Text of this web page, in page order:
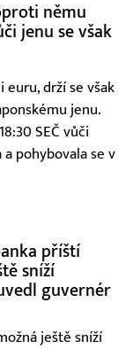
němu
jenu se však
drží se však
jenu.
SEČ vůči
pohybovala se v
příští
sníží
guvernér
ještě sníží